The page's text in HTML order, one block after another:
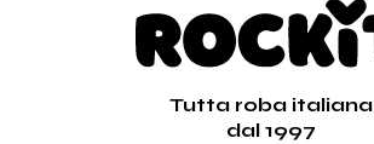
Tutta roba italiana
dal 1997